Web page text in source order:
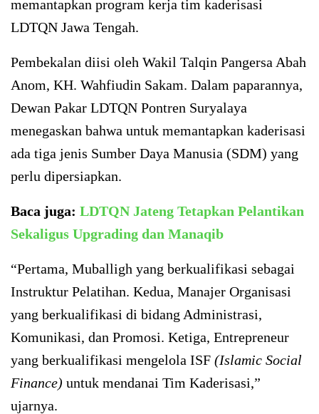
memantapkan program kerja tim kaderisasi
LDTQN Jawa Tengah.
Pembekalan diisi oleh Wakil Talqin Pangersa Abah
Anom, KH. Wahfiudin Sakam. Dalam paparannya,
Dewan Pakar LDTQN Pontren Suryalaya
menegaskan bahwa untuk memantapkan kaderisasi
ada tiga jenis Sumber Daya Manusia (SDM) yang
perlu dipersiapkan.
Baca juga: LDTQN Jateng Tetapkan Pelantikan
Sekaligus Upgrading dan Manaqib
“Pertama, Muballigh yang berkualifikasi sebagai
Instruktur Pelatihan. Kedua, Manajer Organisasi
yang berkualifikasi di bidang Administrasi,
Komunikasi, dan Promosi. Ketiga, Entrepreneur
yang berkualifikasi mengelola ISF (Islamic Social
Finance) untuk mendanai Tim Kaderisasi,”
ujarnya.